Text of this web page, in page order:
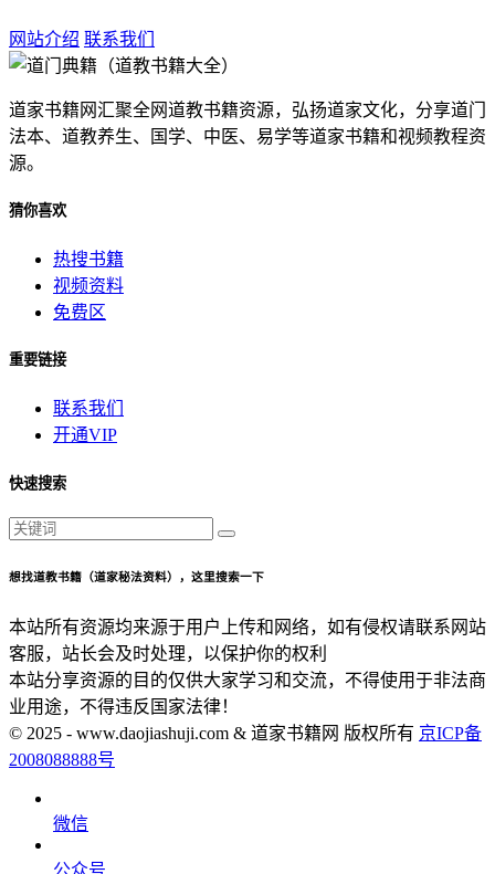
网站介绍 联系我们
道家书籍网汇聚全网道教书籍资源，弘扬道家文化，分享道门
法本、道教养生、国学、中医、易学等道家书籍和视频教程资
源。
猜你喜欢
热搜书籍
视频资料
免费区
重要链接
联系我们
开通VIP
快速搜索
想找道教书籍（道家秘法资料），这里搜索一下
本站所有资源均来源于用户上传和网络，如有侵权请联系网站
客服，站长会及时处理，以保护你的权利
本站分享资源的目的仅供大家学习和交流，不得使用于非法商
业用途，不得违反国家法律！
© 2025 - www.daojiashuji.com & 道家书籍网 版权所有 京ICP备
2008088888号
微信
公众号